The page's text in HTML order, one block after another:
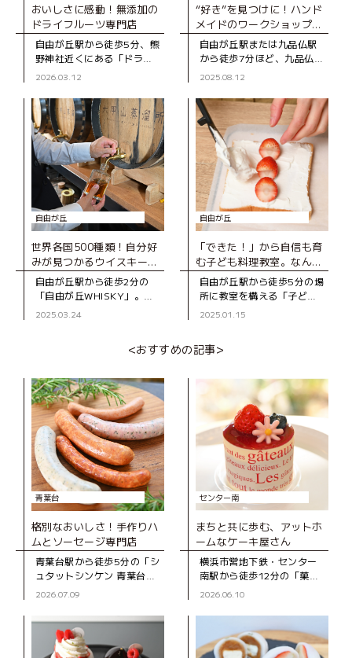
おいしさに感動！無添加の
ドライフルーツ専門店
自由が丘駅から徒歩5分、熊
野神社近くにある「ドライ
フルーツのお店アラカルト
添加にこだわったドライフ
ルーツの専門店。国産の自
社製品
2026.03.12
“好き”を見つけに！ハンド
メイドのワークショップ
や、雑貨が楽しめるカフェ
自由が丘駅または九品仏駅
から徒歩7分ほど、九品仏川
緑道沿いの静かな住宅街に
STAND＆CRAFT」。「手
づくりが大好き」という
2025.08.12
自由が丘
世界各国500種類！自分好
みが見つかるウイスキー専
門店
自由が丘駅から徒歩2分の
「自由が丘WHISKY」。
2024年12月にオープンし
2025.03.24
自由が丘
「できた！」から自信も育
む子ども料理教室。なんで
も自分でやってみよう！
自由が丘駅から徒歩5分の場
所に教室を構える「子ども
料理教室Baton」は、管理
さんが運営する子どもの料
2025.01.15
<おすすめの記事>
青葉台
格別なおいしさ！手作りハ
ムとソーセージ専門店
青葉台駅から徒歩5分の「シ
ュタットシンケン 青葉台本
店」は、手作りハムとソー
の地元で長く親しまれてい
2026.07.09
センター南
まちと共に歩む、アットホ
ームなケーキ屋さん
横浜市営地下鉄・センター
南駅から徒歩12分の「菓子
工房スグーリ」は、パティ
が家族で営む洋菓子店で
す。お店がオープンしたの
は、センター南駅
2026.06.10